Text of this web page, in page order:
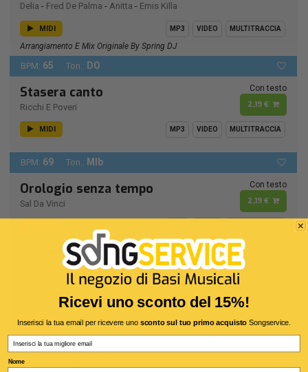
Delia - Fred De Palma - Anitta - Emis Killa
MIDI MP3 VIDEO MULTITRACCIA
Arrangiamento E Mix Originale By Spring DJ
BPM: 65 Ton.: DO
Stasera canto
Ricchi E Poveri
Con testo
2,19 €
MIDI MP3 VIDEO MULTITRACCIA
BPM: 69 Ton.: MIb
Orologio senza tempo
Sal Da Vinci
Con testo
2,19 €
Ton.:RE -
Io ritorno solo
2,19 €
MIDI MP3 VIDEO MULTITRACCIA
Remastering 1990
BPM:
Ricevi uno sconto del 15%!
Inserisci la tua email per ricevere uno sconto sul tuo primo acquistoSongservice.
Nome